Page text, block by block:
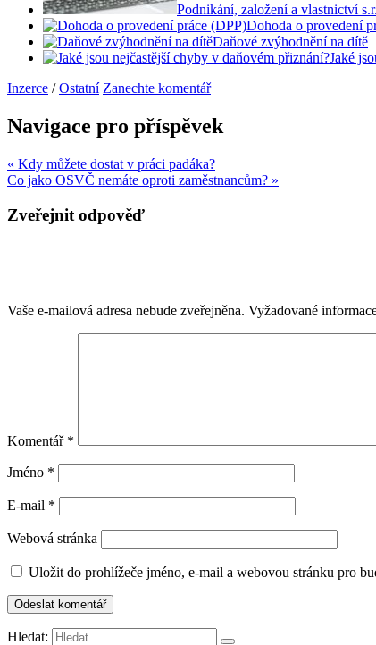
Podnikání, založení a vlastnictví
Dohoda o provedení
Daňové zvýhodnění na dítě
Jaké
Inzerce /Ostatní Zanechte komentář
Navigace pro příspěvek
« Kdy můžete dostat v práci padáka?
Co jako OSVČ nemáte oproti zaměstnancům? »
Zveřejnit odpověď
Vaše e-mailová adresa nebude zveřejněna. Vyžadované
Komentář *
Jméno *
E-mail *
Webová stránka
Uložit do prohlížeče jméno, e-mail a webovou stránku pro
Hledat: